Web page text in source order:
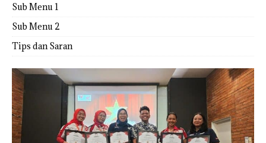
Sub Menu 1
Sub Menu 2
Tips dan Saran